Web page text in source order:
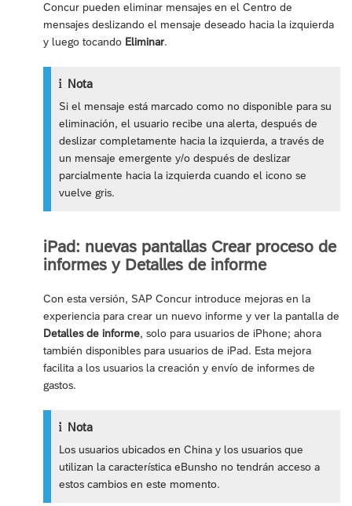
Concur pueden eliminar mensajes en el Centro de
mensajes deslizando el mensaje deseado hacia la izquierda
y luego tocando Eliminar.
Nota
Si el mensaje está marcado como no disponible para su
eliminación, el usuario recibe una alerta, después de
deslizar completamente hacia la izquierda, a través de
un mensaje emergente y/o después de deslizar
parcialmente hacia la izquierda cuando el icono se
vuelve gris.
iPad: nuevas pantallas Crear proceso de
informes y Detalles de informe
Con esta versión, SAP Concur introduce mejoras en la
experiencia para crear un nuevo informe y ver la pantalla de
Detalles de informe, solo para usuarios de iPhone; ahora
también disponibles para usuarios de iPad. Esta mejora
facilita a los usuarios la creación y envío de informes de
gastos.
Nota
Los usuarios ubicados en China y los usuarios que
utilizan la característica eBunsho no tendrán acceso a
estos cambios en este momento.